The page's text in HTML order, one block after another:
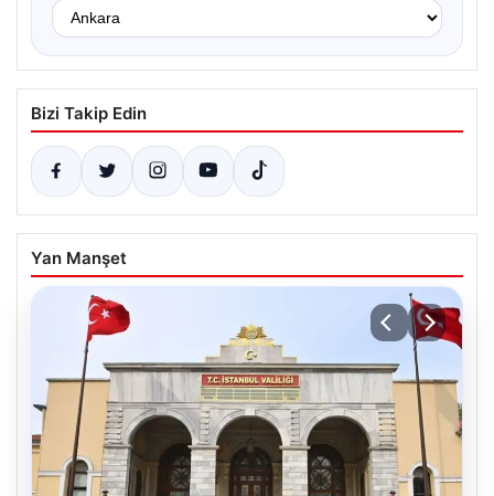
Bizi Takip Edin
Yan Manşet